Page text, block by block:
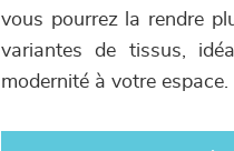
vous pourrez la rendre
variantes de tissus,
modernité à votre espace.